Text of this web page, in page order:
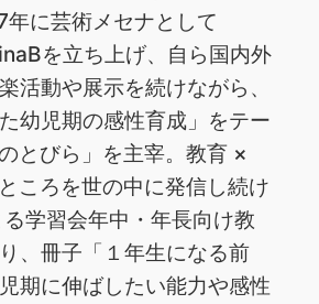
に芸術メセナとして
を立ち上げ、自ら国内外
活動や展示を続けながら、
幼児期の感性育成」をテー
とびら」を主宰。教育 ×
ころを世の中に発信し続け
学習会年中・年長向け教
、冊子「１年生になる前
期に伸ばしたい能力や感性